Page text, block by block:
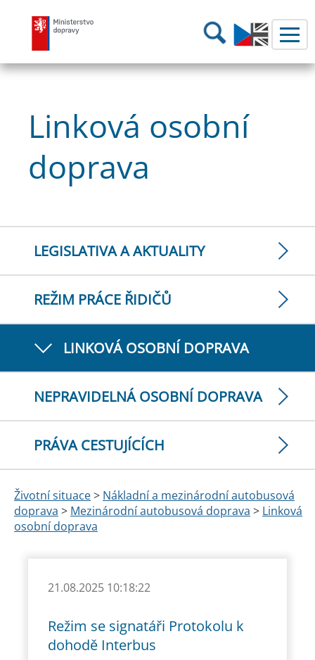
Ministerstvo dopravy Hledání
Linková osobní
doprava
LEGISLATIVA A AKTUALITY
REŽIM PRÁCE ŘIDIČŮ
LINKOVÁ OSOBNÍ DOPRAVA
NEPRAVIDELNÁ OSOBNÍ DOPRAVA
PRÁVA CESTUJÍCÍCH
Životní situace> Nákladní a mezinárodní autobusová
doprava > Mezinárodní autobusová doprava > Linková
osobní doprava
21.08.2025 10:18:22
Režim se signatáři Protokolu k
dohodě Interbus